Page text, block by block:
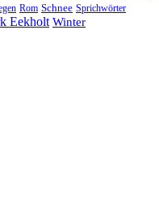
Rom Schnee Sprichwörter
Eekholt Winter